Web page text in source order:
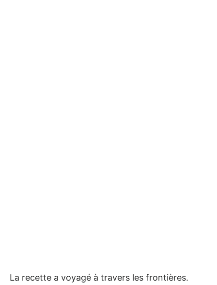
La recette a voyagé à travers les frontières.